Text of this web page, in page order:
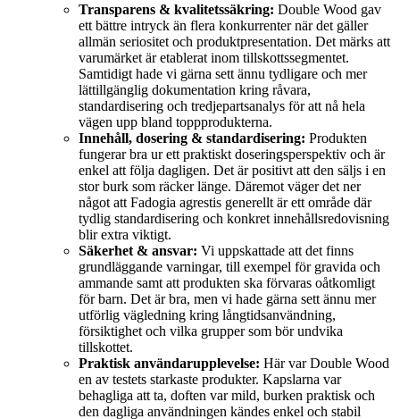
Transparens & kvalitetssäkring: Double Wood gav
ett bättre intryck än flera konkurrenter när det gäller
allmän seriositet och produktpresentation. Det märks att
varumärket är etablerat inom tillskottssegmentet.
Samtidigt hade vi gärna sett ännu tydligare och mer
lättillgänglig dokumentation kring råvara,
standardisering och tredjepartsanalys för att nå hela
vägen upp bland toppprodukterna.
Innehåll, dosering & standardisering: Produkten
fungerar bra ur ett praktiskt doseringsperspektiv och är
enkel att följa dagligen. Det är positivt att den säljs i en
stor burk som räcker länge. Däremot väger det ner
något att Fadogia agrestis generellt är ett område där
tydlig standardisering och konkret innehållsredovisning
blir extra viktigt.
Säkerhet & ansvar: Vi uppskattade att det finns
grundläggande varningar, till exempel för gravida och
ammande samt att produkten ska förvaras oåtkomligt
för barn. Det är bra, men vi hade gärna sett ännu mer
utförlig vägledning kring långtidsanvändning,
försiktighet och vilka grupper som bör undvika
tillskottet.
Praktisk användarupplevelse: Här var Double Wood
en av testets starkaste produkter. Kapslarna var
behagliga att ta, doften var mild, burken praktisk och
den dagliga användningen kändes enkel och stabil